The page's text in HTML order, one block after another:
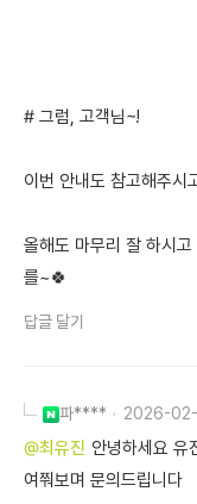
# 그럼, 고객님~!
이번 안내도 참고해주시
올해도 마무리 잘 하시
를~🍀
답글 달기
파**** 2026-
@최유진 안녕하세요 유
여쭤보며 문의드립니다